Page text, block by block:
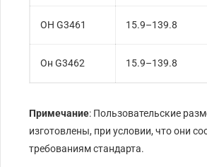
ОН G3461 15.9–139.8
Он G3462 15.9–139.8
Примечание: Пользовательские
изготовлены, при условии, что они
требованиям стандарта.